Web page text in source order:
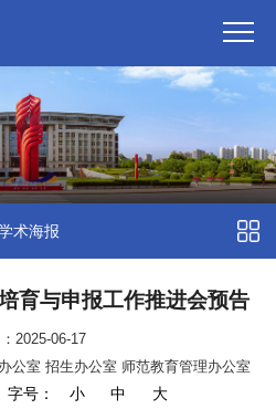
术海报
育与申报工作推进会预告
2025-06-17
公室 招生办公室 师范教育管理办公室
字号： 小 中 大